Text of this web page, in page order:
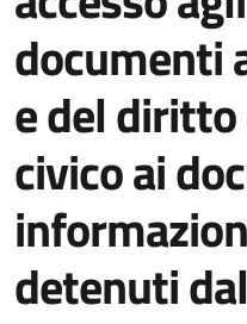
documenti
e del diritto
civico ai
detenuti